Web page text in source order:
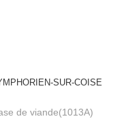
SUR-COISE
de viande(1013A)